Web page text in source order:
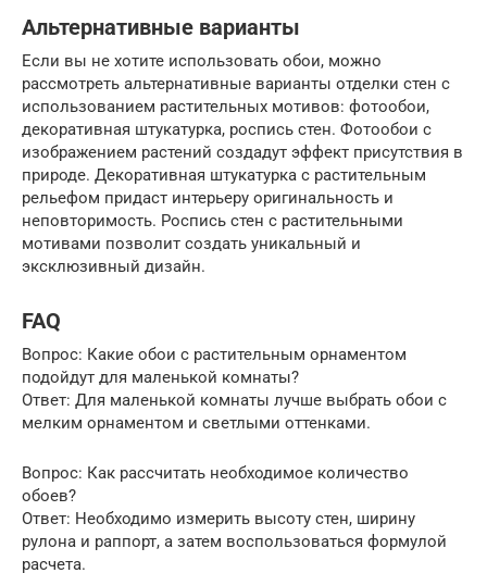
Альтернативные варианты
Если вы не хотите использовать обои, можно
рассмотреть альтернативные варианты отделки стен с
использованием растительных мотивов: фотообои,
декоративная штукатурка, роспись стен. Фотообои с
изображением растений создадут эффект присутствия в
природе. Декоративная штукатурка с растительным
рельефом придаст интерьеру оригинальность и
неповторимость. Роспись стен с растительными
мотивами позволит создать уникальный и
эксклюзивный дизайн.
FAQ
Вопрос: Какие обои с растительным орнаментом
подойдут для маленькой комнаты?
Ответ: Для маленькой комнаты лучше выбрать обои с
мелким орнаментом и светлыми оттенками.
Вопрос: Как рассчитать необходимое количество
обоев?
Ответ: Необходимо измерить высоту стен, ширину
рулона и раппорт, а затем воспользоваться формулой
расчета.